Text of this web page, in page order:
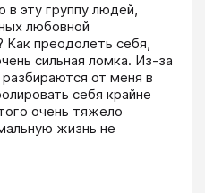
в эту группу людей,
любовной
Как преодолеть себя,
сильная ломка. Из-за
от меня в
себя крайне
очень тяжело
жизнь не